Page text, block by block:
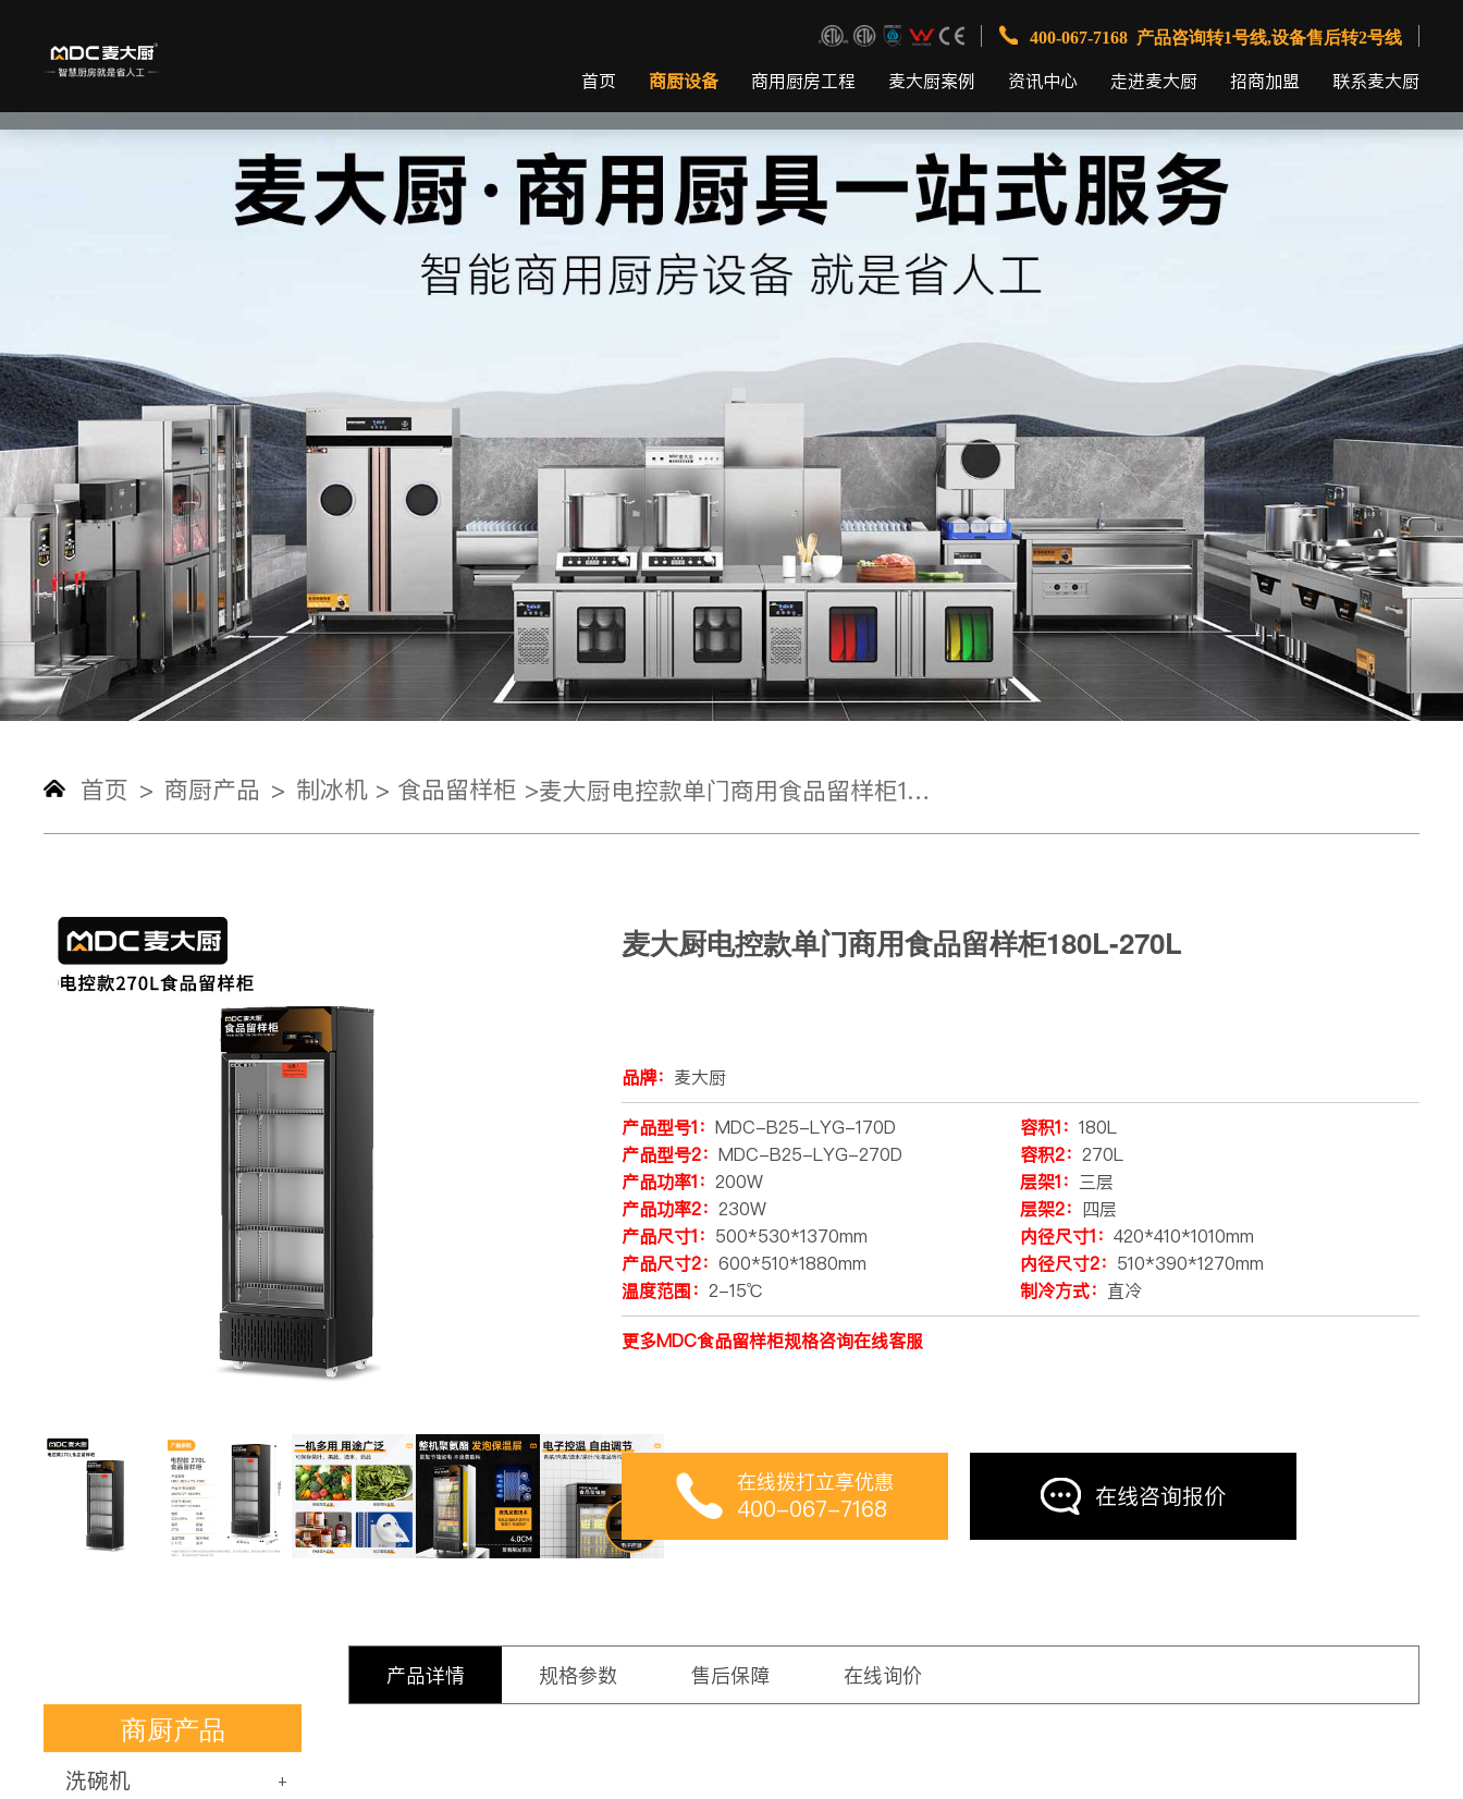
400-067-7168 产品咨询转1号线,设备售后转2号线
首页 商厨设备 商用厨房工程 麦大厨案例 资讯中心 走进麦大厨 招商加盟 联系麦大厨
首页 > 商厨产品 > 制冰机 > 食品留样柜 > 麦大厨电控款单门商用食品留样柜180L-270L
麦大厨电控款单门商用食品留样柜180L-270L
品牌： 麦大厨
产品型号1： MDC-B25-LYG-170D
产品型号2： MDC-B25-LYG-270D
产品功率1： 200W
产品功率2： 230W
产品尺寸1： 500*530*1370mm
产品尺寸2： 600*510*1880mm
温度范围： 2-15℃
容积1：180L
容积2：270L
层架1： 三层
层架2： 四层
内径尺寸1：420*410*1010mm
内径尺寸2： 510*390*1270mm
制冷方式： 直冷
更多MDC食品留样柜规格咨询在线客服
在线拨打立享优惠
400-067-7168 在线咨询报价
商厨产品
洗碗机 +
产品详情 规格参数 售后保障 在线询价